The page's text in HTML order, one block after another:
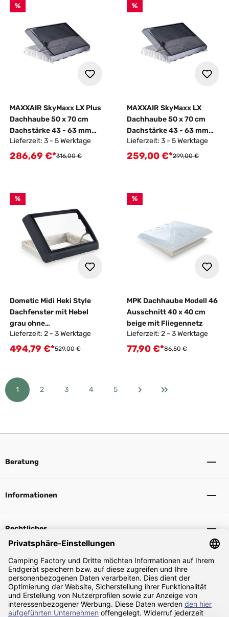
%
MAXXAIR SkyMaxx LX Plus
Dachhaube 50 x 70 cm
Dachstärke 43 - 63 mm
mit LED
Lieferzeit: 3 - 5 Werktage
Verkaufspreis:
286,69 €*Regulärer Preis:
316,00 €
%
MAXXAIR SkyMaxx LX
Dachhaube 50 x 70 cm
Dachstärke 43 - 63 mm
ohne LED
Lieferzeit: 3 - 5 Werktage
Verkaufspreis:
259,00 €*Regulärer Preis:
299,00 €
%
Dometic Midi Heki Style
Dachfenster mit Hebel
grau ohne
Zwangsbelüftung 700 x
500 mm
Lieferzeit: 2 - 3 Werktage
Verkaufspreis:
494,79 €*Regulärer Preis:
529,00 €
%
MPK Dachhaube Modell 46
Ausschnitt 40 x 40 cm
beige mit Fliegennetz
Lieferzeit: 2 - 3 Werktage
Verkaufspreis:
77,90 €*Regulärer Preis:
86,50 €
Seite
1 Seite
2 Seite
3 Seite
4 Seite
5
Beratung
Informationen
Rechtliches